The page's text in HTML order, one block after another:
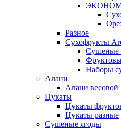
ЭКОНОМ
Разное
Сухофрукты
Сушеные
Наборы
Алани
Алани весовой
Цукаты
Цукаты
Цукаты разные
Сушеные ягоды